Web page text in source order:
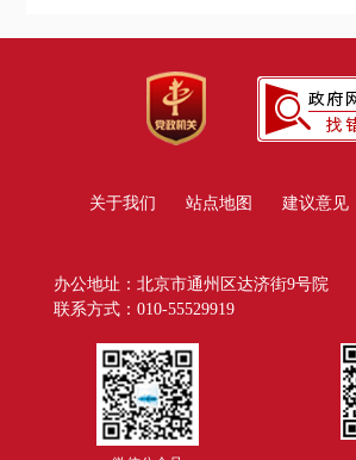
关于我们 站点地图 建议意见
办公地址：北京市通州区达济街9号院
联系方式：010-55529919